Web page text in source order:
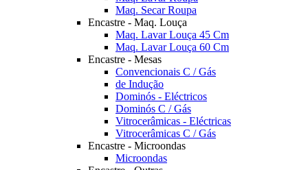
Maq. Secar Roupa
Encastre - Maq. Louça
Maq. Lavar Louça 45 Cm
Maq. Lavar Louça 60 Cm
Encastre - Mesas
Convencionais C / Gás
de Indução
Dominós - Eléctricos
Dominós C / Gás
Vitrocerâmicas - Eléctricas
Vitrocerâmicas C / Gás
Encastre - Microondas
Microondas